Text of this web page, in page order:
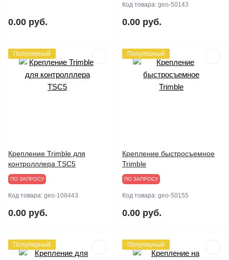
0.00 руб.
Код товара: geo-50143
0.00 руб.
Популярный
Крепление Trimble для
контролллера TSC5
ПО ЗАПРОСУ
Код товара: geo-108443
0.00 руб.
Популярный
Крепление быстросъемное
Trimble
ПО ЗАПРОСУ
Код товара: geo-50155
0.00 руб.
Популярный Популярный